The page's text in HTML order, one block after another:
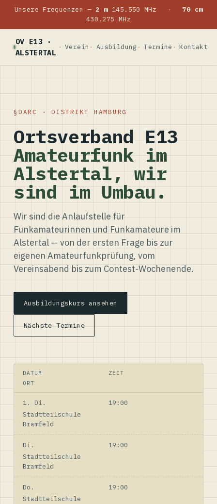
Unsere Frequenzen — 2 m145.550 MHz ·
70 cm
430.275 MHz
OV E13 ·
ALSTERTAL
Verein Ausbildung Termine Kontakt
DARC · DISTRIKT HAMBURG
Ortsverband E13
Amateurfunk im
Alstertal, wir
sind im Umbau.
Wir sind die Anlaufstelle für
Funkamateurinnen und Funkamateure im
Alstertal — von der ersten Frage bis zur
eigenen Amateurfunkprüfung, vom
Vereinsabend bis zum Contest-Wochenende.
Ausbildungskurs ansehen
Nächste Termine
DATUM
ZEIT
ORT
1. Di.
19:00
Stadtteilschule
Bramfeld
Di.
19:00
Stadtteilschule
Bramfeld
Do.
19:00
Stadtteilschule